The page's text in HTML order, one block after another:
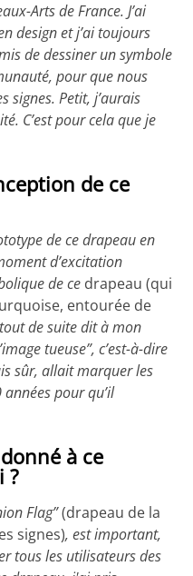
Arts de France. J’ai
design et j’ai toujours
de dessiner un symbole
pour que nous
signes. Petit, j’aurais
C’est pour cela que je
de ce
de ce drapeau en
d’excitation
de ce drapeau (qui
entourée de
tout de suite dit à mon
tueuse”, c’est-à-dire
sûr, allait marquer les
pour qu’il
à ce
?
Flag”(drapeau de la
signes), est important,
tous les utilisateurs des